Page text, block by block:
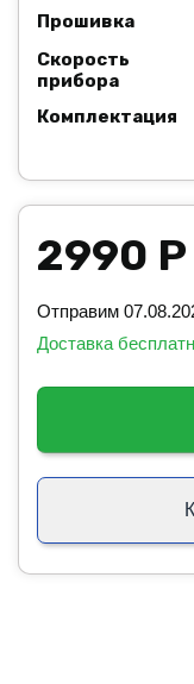
Прошивка
Скорость
прибора
Комплектация
2990 Р
Отправим
Доставка